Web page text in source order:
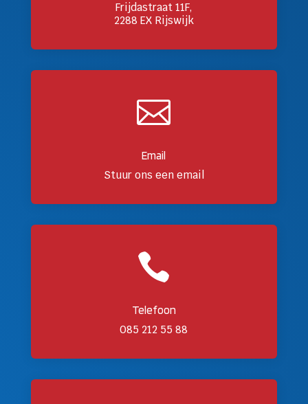
Frijdastraat 11F,
2288 EX Rijswijk

Email
Stuur ons een email

Telefoon
085 212 55 88